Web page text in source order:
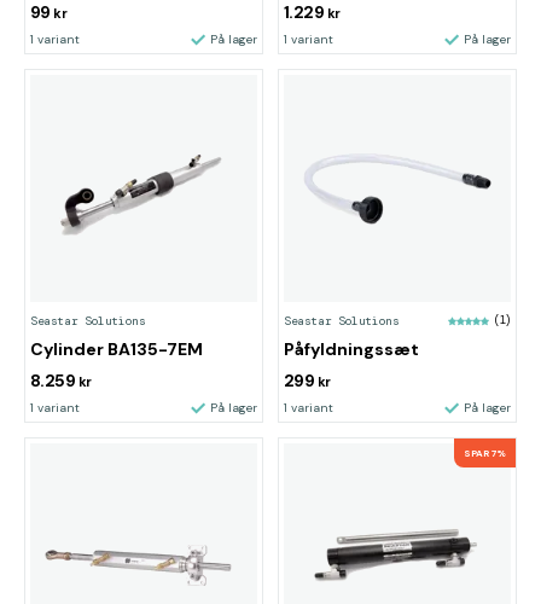
99 kr
1 variant På lager
1.229 kr
1 variant På lager
Seastar Solutions
Cylinder BA135-7EM
8.259 kr
1 variant På lager
Seastar Solutions (1)
Påfyldningssæt
299 kr
1 variant På lager
SPAR 7%